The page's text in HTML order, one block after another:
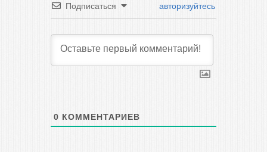
Подписаться авторизуйтесь
0 КОММЕНТАРИЕВ